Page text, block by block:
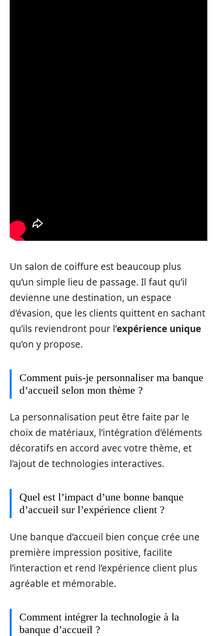
Un salon de coiffure est beaucoup plus
qu’un simple lieu de passage. Il faut qu’il
devienne une destination, un espace
d’évasion, que les clients quittent en sachant
qu’ils reviendront pour l’expérience unique
qu’on y propose.
Comment puis-je personnaliser ma banque
d’accueil selon mon thème ?
La personnalisation peut être faite par le
choix de matériaux, l’intégration d’éléments
décoratifs en accord avec votre thème, et
l’ajout de technologies interactives.
Quel est l’impact d’une bonne banque
d’accueil sur l’expérience client ?
Une banque d’accueil bien conçue crée une
première impression positive, facilite
l’interaction et rend l’expérience client plus
agréable et mémorable.
Comment intégrer la technologie à la
banque d’accueil ?